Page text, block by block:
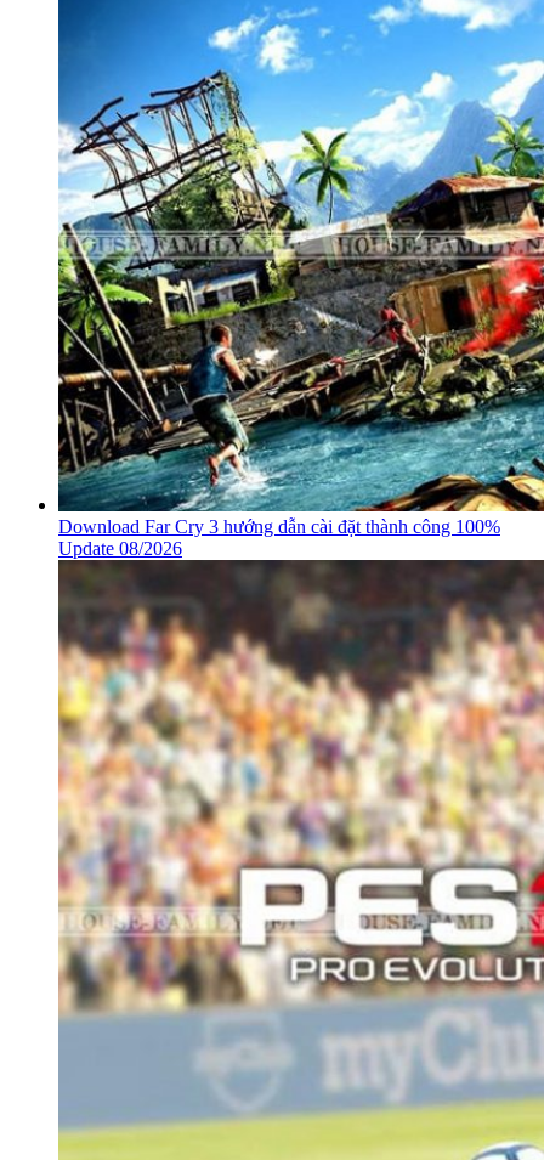
Download Far Cry 3 hướng dẫn cài đặt thành công 100%
Update 08/2026